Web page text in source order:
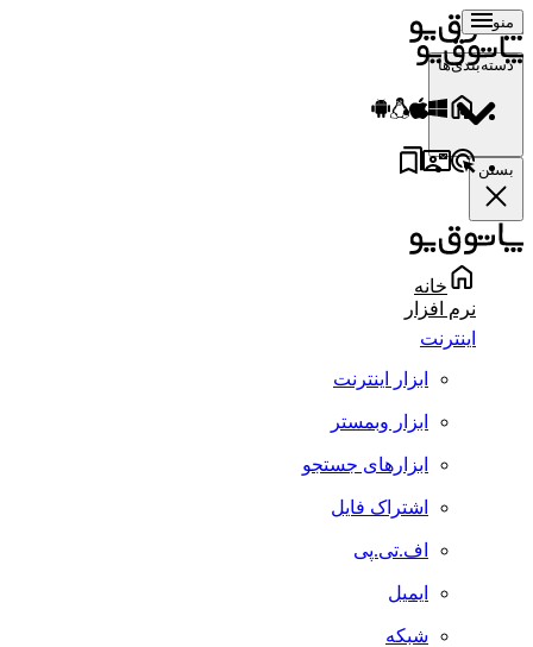
منو
دسته‌بندی‌ها
بستن
خانه
نرم افزار
اینترنت
ابزار اینترنت
ابزار وبمستر
ابزارهای جستجو
اشتراک فایل
اف.تی.پی
ایمیل
شبکه